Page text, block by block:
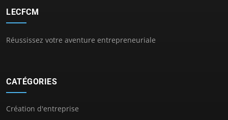
LECFCM
Réussissez votre aventure entrepreneuriale
CATÉGORIES
Création d'entreprise